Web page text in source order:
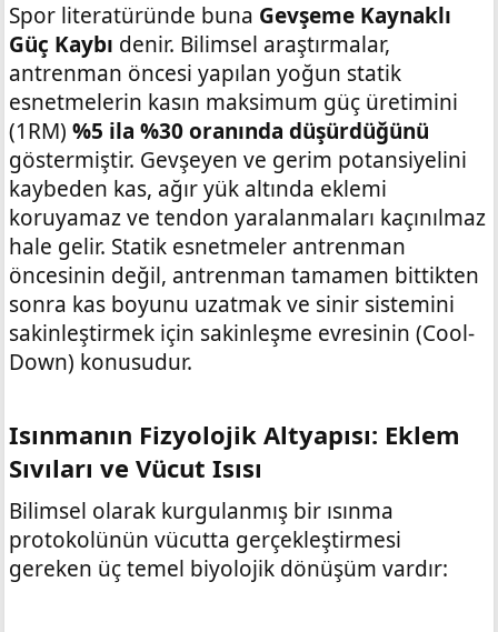
Spor literatüründe buna Gevşeme Kaynaklı
Güç Kaybı denir. Bilimsel araştırmalar,
antrenman öncesi yapılan yoğun statik
esnetmelerin kasın maksimum güç üretimini
(1RM) %5 ila %30 oranında düşürdüğünü
göstermiştir. Gevşeyen ve gerim potansiyelini
kaybeden kas, ağır yük altında eklemi
koruyamaz ve tendon yaralanmaları kaçınılmaz
hale gelir. Statik esnetmeler antrenman
öncesinin değil, antrenman tamamen bittikten
sonra kas boyunu uzatmak ve sinir sistemini
sakinleştirmek için sakinleşme evresinin (Cool-
Down) konusudur.
Isınmanın Fizyolojik Altyapısı: Eklem
Sıvıları ve Vücut Isısı​
Bilimsel olarak kurgulanmış bir ısınma
protokolünün vücutta gerçekleştirmesi
gereken üç temel biyolojik dönüşüm vardır: